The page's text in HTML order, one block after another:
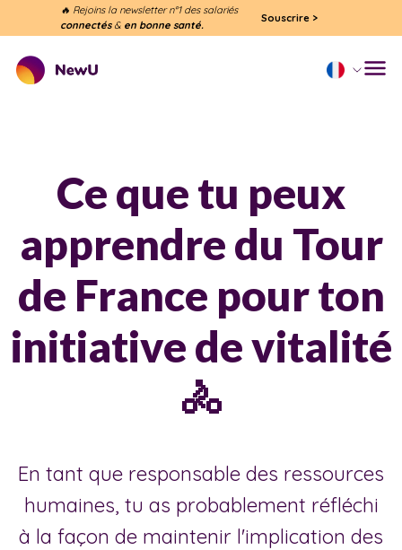
🔥 Rejoins la newsletter n°1 des salariés
connectés& en bonne santé.
Souscrire >
Ce que tu peux
apprendre du Tour
de France pour ton
initiative de vitalité
🚴
En tant que responsable des ressources
humaines, tu as probablement réfléchi
à la façon de maintenir l'implication des